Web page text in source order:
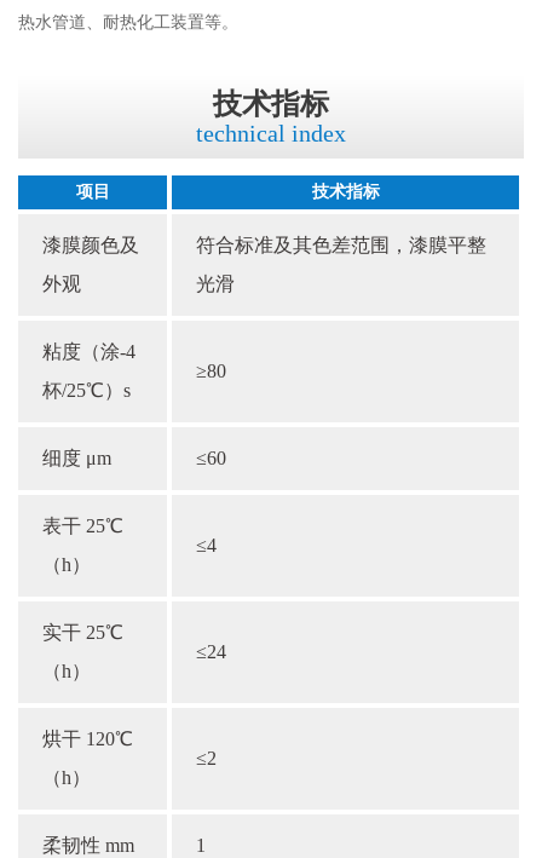
热水管道、耐热化工装置等。
技术指标
technical index
项目 技术指标
漆膜颜色及
外观
符合标准及其色差范围，漆膜平整
光滑
粘度（涂-4
杯/25℃）s
≥80
细度 μm ≤60
表干 25℃
（h）
≤4
实干 25℃
（h）
≤24
烘干 120℃
（h）
≤2
柔韧性 mm 1